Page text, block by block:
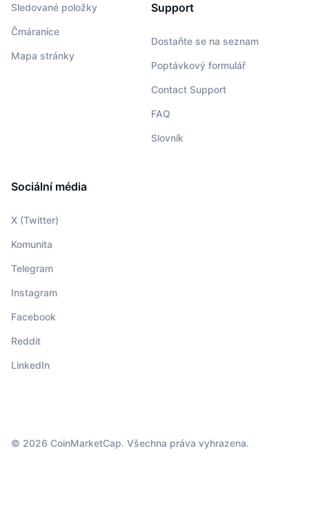
Sledované položky
Čmáranice
Mapa stránky
Support
Dostaňte se na seznam
Poptávkový formulář
Contact Support
FAQ
Slovník
Sociální média
X (Twitter)
Komunita
Telegram
Instagram
Facebook
Reddit
LinkedIn
© 2026 CoinMarketCap. Všechna práva vyhrazena.